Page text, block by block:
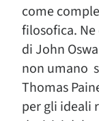
come
filosofica.
di John
non umano
Thomas
per gli ideali